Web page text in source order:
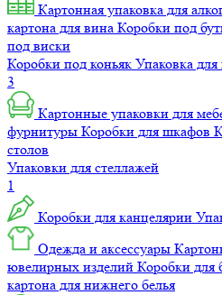
Картонная упаковка для
картона для вина Коробки под
под виски
Коробки под коньяк Упаковка для
3
Картонные упаковки для
фурнитуры Коробки для шкафов
столов
Упаковки для стеллажей
1
Коробки для канцелярии
Одежда и аксессуары
ювелирных изделий Коробки для
картона для нижнего белья